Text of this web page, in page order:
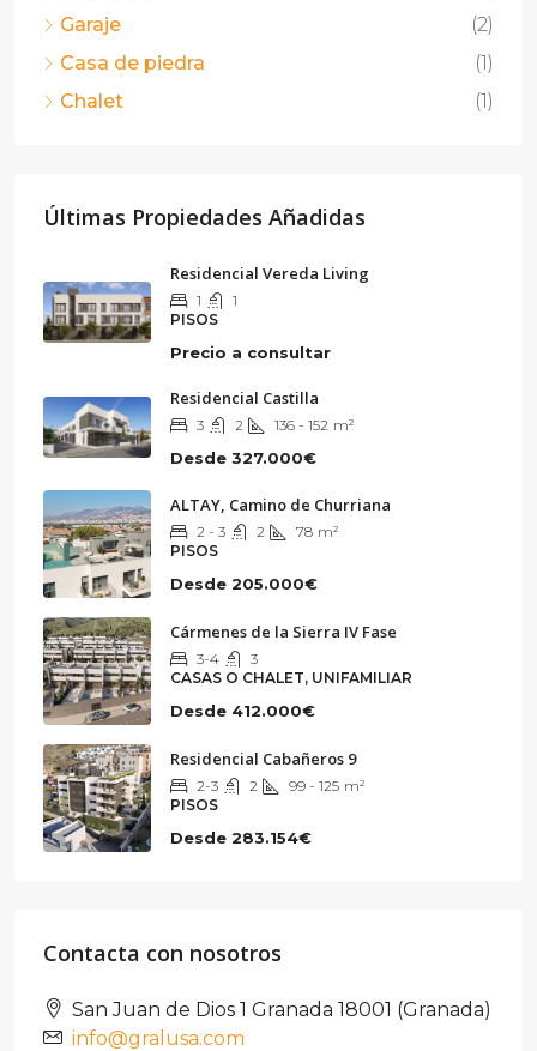
Garaje
(2)
Casa de piedra
(1)
Chalet
(1)
Últimas Propiedades Añadidas
Residencial Vereda Living
1
1
PISOS
Precio a consultar
Residencial Castilla
3 2 136 - 152 m²
Desde 327.000€
ALTAY, Camino de Churriana
2 - 3 2 78 m²
PISOS
Desde 205.000€
Cármenes de la Sierra IV Fase
3-4
3
CASAS O CHALET, UNIFAMILIAR
Desde 412.000€
Residencial Cabañeros 9
2-3 2 99 - 125 m²
PISOS
Desde 283.154€
Contacta con nosotros
San Juan de Dios 1 Granada 18001 (Granada)
info@gralusa.com